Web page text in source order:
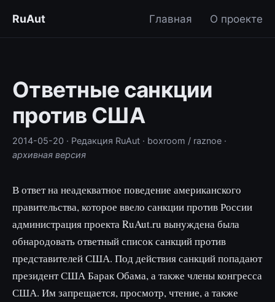
RuAut Главная О проекте
Ответные санкции
против США
2014-05-20 · Редакция RuAut · boxroom / raznoe ·
архивная версия
В ответ на неадекватное поведение американского
правительства, которое ввело санкции против России
администрация проекта RuAut.ru вынуждена была
обнародовать ответный список санкций против
представителей США. Под действия санкций попадают
президент США Барак Обама, а также члены конгресса
США. Им запрещается, просмотр, чтение, а также